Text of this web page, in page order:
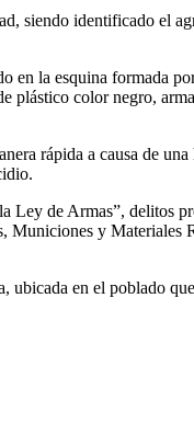
siendo identificado el
en la esquina formada
plástico color negro,
rápida a causa de
de Armas”, delitos
y Materiales
en el poblado